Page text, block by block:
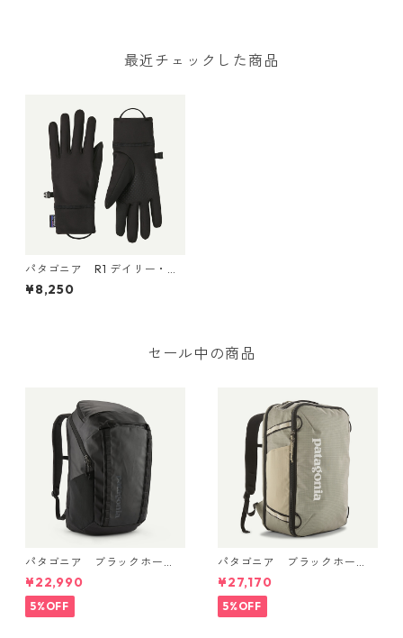
最近チェックした商品
パタゴニア R1 デイリー・グ
ローブ (カラー Black) Patag
onia R1 Dairy・Glove 日本正
¥8,250
セール中の商品
パタゴニア ブラックホー
ル・パック 32L (カラーBlac
k w/Black ) Patagonia Black
Hole® Pack 32L 日本正規品
製品番号 49302
¥22,990
5%OFF
パタゴニア ブラックホー
ル・ミニ・MLC 30L Weather
ed Stone 49266 日本正規品
¥27,170
5%OFF